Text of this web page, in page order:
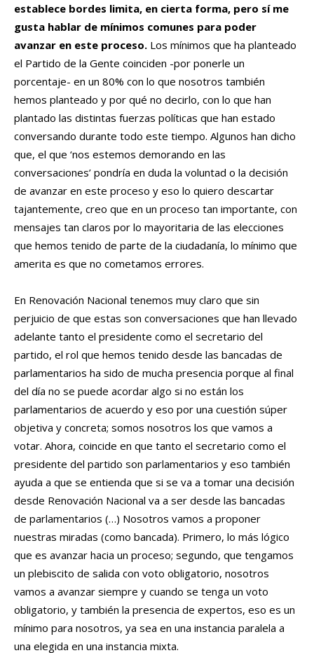
establece bordes limita, en cierta forma, pero sí me
gusta hablar de mínimos comunes para poder
avanzar en este proceso. Los mínimos que ha planteado
el Partido de la Gente coinciden -por ponerle un
porcentaje- en un 80% con lo que nosotros también
hemos planteado y por qué no decirlo, con lo que han
plantado las distintas fuerzas políticas que han estado
conversando durante todo este tiempo. Algunos han dicho
que, el que ‘nos estemos demorando en las
conversaciones’ pondría en duda la voluntad o la decisión
de avanzar en este proceso y eso lo quiero descartar
tajantemente, creo que en un proceso tan importante, con
mensajes tan claros por lo mayoritaria de las elecciones
que hemos tenido de parte de la ciudadanía, lo mínimo que
amerita es que no cometamos errores.
En Renovación Nacional tenemos muy claro que sin
perjuicio de que estas son conversaciones que han llevado
adelante tanto el presidente como el secretario del
partido, el rol que hemos tenido desde las bancadas de
parlamentarios ha sido de mucha presencia porque al final
del día no se puede acordar algo si no están los
parlamentarios de acuerdo y eso por una cuestión súper
objetiva y concreta; somos nosotros los que vamos a
votar. Ahora, coincide en que tanto el secretario como el
presidente del partido son parlamentarios y eso también
ayuda a que se entienda que si se va a tomar una decisión
desde Renovación Nacional va a ser desde las bancadas
de parlamentarios (…) Nosotros vamos a proponer
nuestras miradas (como bancada). Primero, lo más lógico
que es avanzar hacia un proceso; segundo, que tengamos
un plebiscito de salida con voto obligatorio, nosotros
vamos a avanzar siempre y cuando se tenga un voto
obligatorio, y también la presencia de expertos, eso es un
mínimo para nosotros, ya sea en una instancia paralela a
una elegida en una instancia mixta.